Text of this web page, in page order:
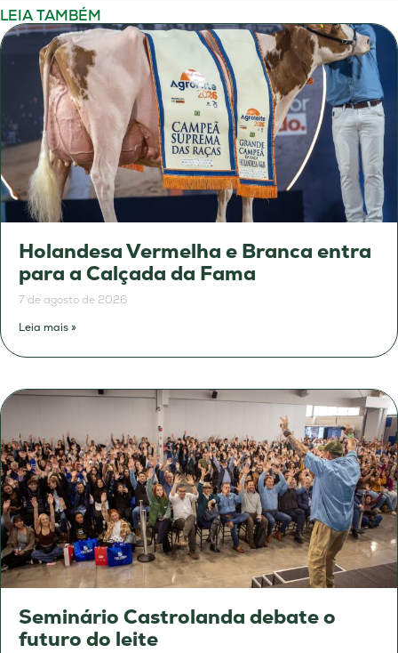
LEIA TAMBÉM
Holandesa Vermelha e Branca entra
para a Calçada da Fama
7 de agosto de 2026
Leia mais »
Seminário Castrolanda debate o
futuro do leite